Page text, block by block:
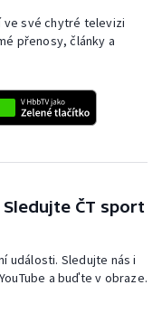
ve své chytré televizi
přenosy, články a
ČT sport
události. Sledujte nás i
a buďte v obraze.